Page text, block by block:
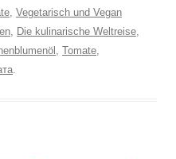
, Vegetarisch und Vegan
, Die kulinarische Weltreise,
, Tomate,
.